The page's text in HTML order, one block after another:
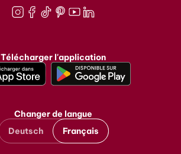
Télécharger l'application
Changer de langue
Deutsch
Français